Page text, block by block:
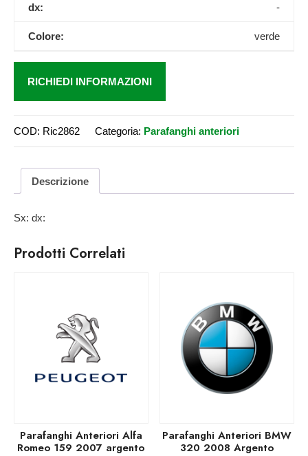
dx: -
Colore: verde
RICHIEDI INFORMAZIONI
COD: Ric2862 Categoria: Parafanghi anteriori
Descrizione
Sx: dx:
Prodotti Correlati
Parafanghi Anteriori Alfa
Romeo 159 2007 argento
Parafanghi Anteriori BMW
320 2008 Argento